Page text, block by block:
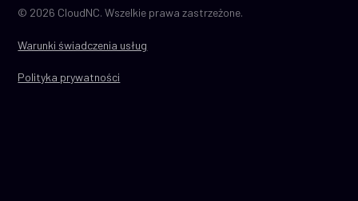
Warunki świadczenia usług
Polityka prywatności
© 2026 CloudNC. Wszelkie prawa zastrzeżone.